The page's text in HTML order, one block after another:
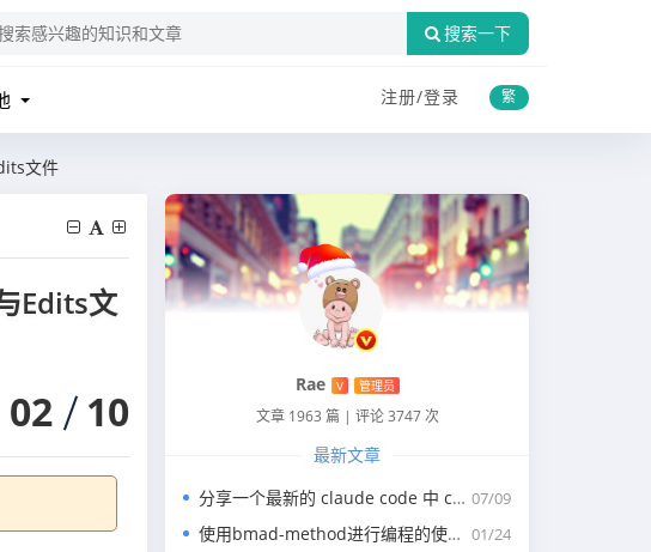
搜索一下
注册/登录 繁
⽂件
Edits⽂
02 10
Rae V 管理员
文章 1963 篇 | 评论 3747 次
最新文章
07/09
分享一个最新的 claude code 中 claude.md 写代码的规约文件
01/24
使用bmad-method进行编程的使用指南